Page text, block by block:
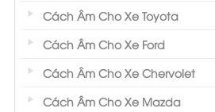
Cách Âm Cho Xe Toyota
Cách Âm Cho Xe Ford
Cách Âm Cho Xe Chervolet
Cách Âm Cho Xe Mazda